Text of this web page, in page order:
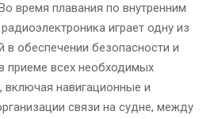
время плавания по внутренним
играет одну из
обеспечении безопасности и
приеме всех необходимых
включая навигационные и
связи на судне, между